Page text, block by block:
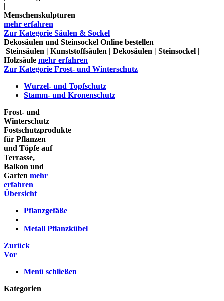
|
Menschenskulpturen
mehr erfahren
Zur Kategorie Säulen & Sockel
Dekosäulen und Steinsockel Online bestellen
Steinsäulen | Kunststoffsäulen | Dekosäulen | Steinsockel |
Holzsäule mehr erfahren
Zur Kategorie Frost- und Winterschutz
Wurzel- und Topfschutz
Stamm- und Kronenschutz
Frost- und
Winterschutz
Fostschutzprodukte
für Pflanzen
und Töpfe auf
Terrasse,
Balkon und
Garten mehr
erfahren
Übersicht
Pflanzgefäße
Metall Pflanzkübel
Zurück
Vor
Menü schließen
Kategorien